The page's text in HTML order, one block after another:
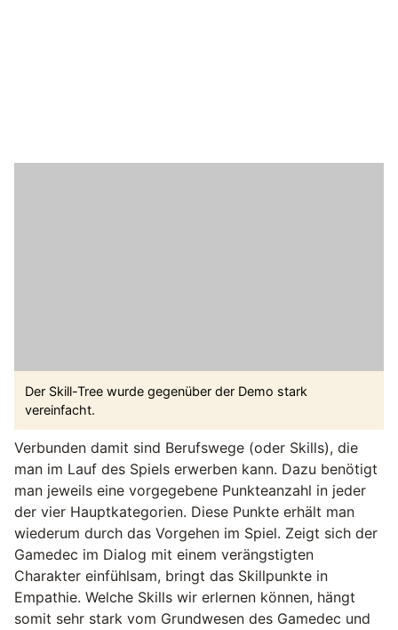
Der Skill-Tree wurde gegenüber der Demo stark
vereinfacht.
Verbunden damit sind Berufswege (oder Skills), die
man im Lauf des Spiels erwerben kann. Dazu benötigt
man jeweils eine vorgegebene Punkteanzahl in jeder
der vier Hauptkategorien. Diese Punkte erhält man
wiederum durch das Vorgehen im Spiel. Zeigt sich der
Gamedec im Dialog mit einem verängstigten
Charakter einfühlsam, bringt das Skillpunkte in
Empathie. Welche Skills wir erlernen können, hängt
somit sehr stark vom Grundwesen des Gamedec und